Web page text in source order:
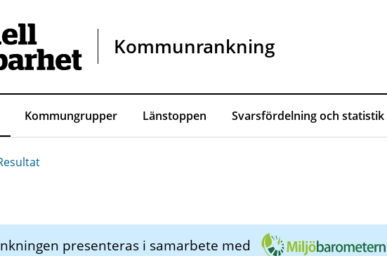
Kommunrankning
Kommungrupper Länstoppen Svarsfördelning och statistik
presenteras i samarbete med